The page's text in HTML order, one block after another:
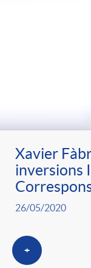
n
s
a
i
e
s
F
i
l
t
n
t
i
n
Xavier
inversions
26/05/2020
+